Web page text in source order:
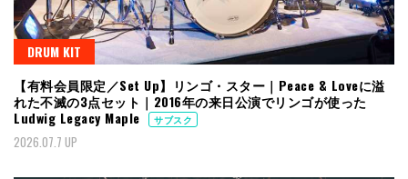
DRUM KIT
【有料会員限定／Set Up】リンゴ・スター｜Peace & Loveに溢
れた不滅の3点セット｜2016年の来日公演でリンゴが使った
Ludwig Legacy Maple
サブスク
2026.07.7 UP